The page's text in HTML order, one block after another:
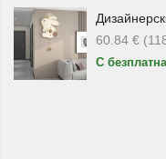
аксесоар. Подобен
предпочита
Чаши, лъжички
60.84 €
С